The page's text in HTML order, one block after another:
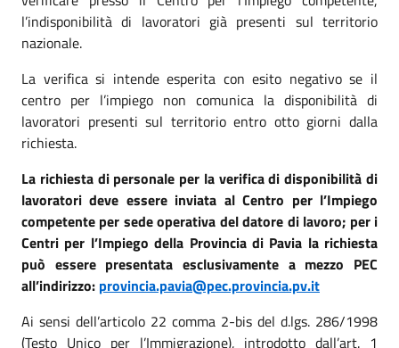
l’indisponibilità di lavoratori già presenti sul territorio
nazionale.
La verifica si intende esperita con esito negativo se il
centro per l’impiego non comunica la disponibilità di
lavoratori presenti sul territorio entro otto giorni dalla
richiesta.
La richiesta di personale per la verifica di disponibilità di
lavoratori deve essere inviata al Centro per l’Impiego
competente per sede operativa del datore di lavoro; per i
Centri per l’Impiego della Provincia di Pavia la richiesta
può essere presentata esclusivamente a mezzo PEC
all’indirizzo: provincia.pavia@pec.provincia.pv.it
Ai sensi dell’articolo 22 comma 2-bis del d.lgs. 286/1998
(Testo Unico per l’Immigrazione), introdotto dall’art. 1